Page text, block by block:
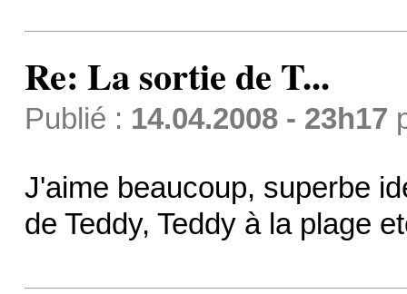
Re: La sortie de T...
Publié : 14.04.2008 - 23h17
J'aime beaucoup, superbe
de Teddy, Teddy à la plage